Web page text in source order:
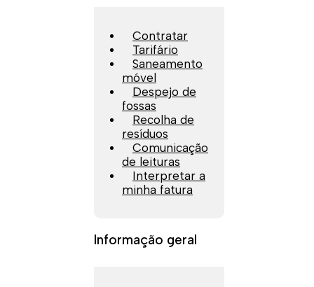
Contratar
Tarifário
Saneamento
móvel
Despejo de
fossas
Recolha de
resíduos
Comunicação
de leituras
Interpretar a
minha fatura
Informação geral